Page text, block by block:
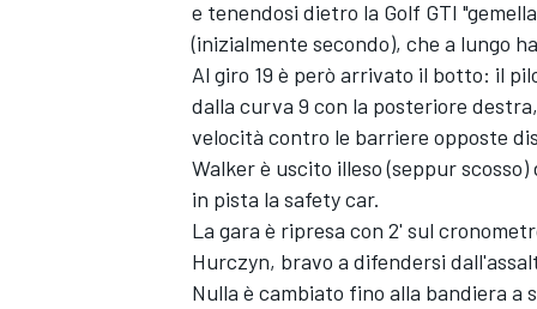
e tenendosi dietro la Golf GTI
(inizialmente secondo), che a lungo
Al giro 19 è però arrivato il botto: il
dalla curva 9 con la posteriore
velocità contro le barriere opposte
Walker è uscito illeso (seppur
in pista la safety car.
La gara è ripresa con 2' sul
Hurczyn, bravo a difendersi
Nulla è cambiato fino alla bandiera a